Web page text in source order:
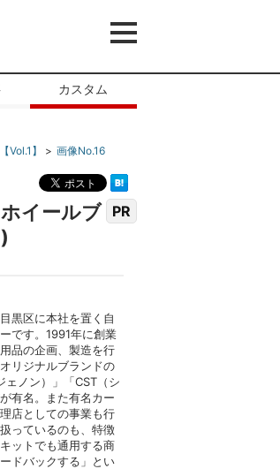
カスタム
】
画像No.16
PR
イールブ
黒区に本社を置く自
です。1991年に創業
品の企画、製造を行
リジナルブランドの
ェノン）」「CST（シ
有名。また有名カー
店としての事業も行
っているのも、特徴
ットでも通用する商
ドバックする」とい